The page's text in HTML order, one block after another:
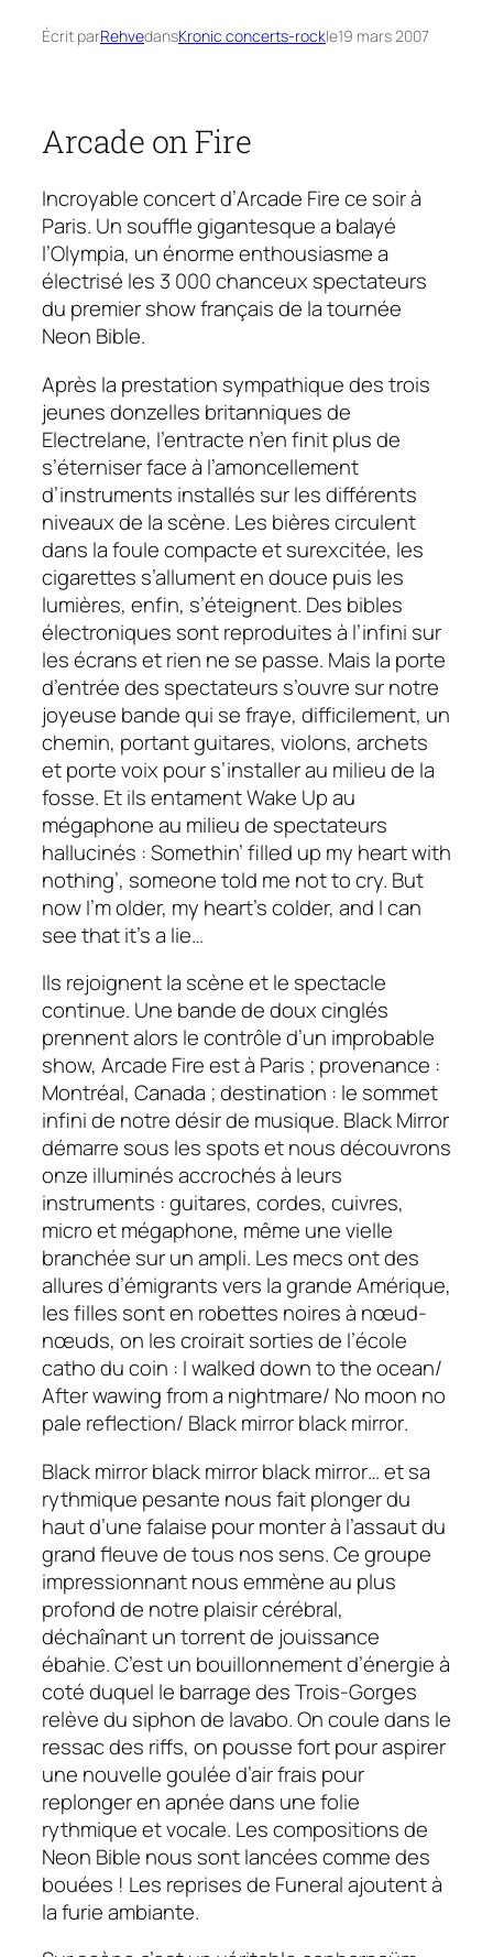
Écrit parRehvedansKronic concerts-rockle19 mars 2007
Arcade on Fire
Incroyable concert d’Arcade Firece soir à
Paris. Un souffle gigantesque a balayé
l’Olympia, un énorme enthousiasme a
électrisé les 3 000 chanceux spectateurs
du premier show français de la tournée
Neon Bible.
Après la prestation sympathique des trois
jeunes donzelles britanniques de
Electrelane, l’entracte n’en finit plus de
s’éterniser face à l’amoncellement
d’instruments installés sur les différents
niveaux de la scène. Les bières circulent
dans la foule compacte et surexcitée, les
cigarettes s’allument en douce puis les
lumières, enfin, s’éteignent. Des bibles
électroniques sont reproduites à l’infini sur
les écrans et rien ne se passe. Mais la porte
d’entrée des spectateurs s’ouvre sur notre
joyeuse bande qui se fraye, difficilement, un
chemin, portant guitares, violons, archets
et porte voix pour s’installer au milieu de la
fosse. Et ils entamentWake Upau
mégaphone au milieu de spectateurs
hallucinés :Somethin’ filled up my heart with
nothing’, someone told me not to cry. But
now I’m older, my heart’s colder, and I can
see that it’s a lie…
Ils rejoignent la scène et le spectacle
continue. Une bande de doux cinglés
prennent alors le contrôle d’un improbable
show, Arcade Fire est à Paris ; provenance :
Montréal, Canada ; destination : le sommet
infini de notre désir de musique. Black Mirror
démarre sous les spots et nous découvrons
onze illuminés accrochés à leurs
instruments : guitares, cordes, cuivres,
micro et mégaphone, même une vielle
branchée sur un ampli. Les mecs ont des
allures d’émigrants vers la grande Amérique,
les filles sont en robettes noires à nœud-
nœuds, on les croirait sorties de l’école
catho du coin : I walked down to the ocean/
After wawing from a nightmare/ No moon no
pale reflection/ Black mirror black mirror.
Black mirror black mirror black mirror… et sa
rythmique pesante nous fait plonger du
haut d’une falaise pour monter à l’assaut du
grand fleuve de tous nos sens. Ce groupe
impressionnant nous emmène au plus
profond de notre plaisir cérébral,
déchaînant un torrent de jouissance
ébahie. C’est un bouillonnement d’énergie à
coté duquel le barrage des Trois-Gorges
relève du siphon de lavabo. On coule dans le
ressac des riffs, on pousse fort pour aspirer
une nouvelle goulée d’air frais pour
replonger en apnée dans une folie
rythmique et vocale. Les compositions de
Neon Bible nous sont lancées comme des
bouées ! Les reprises de Funeralajoutent à
la furie ambiante.